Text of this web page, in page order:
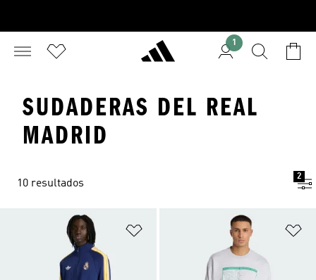
1
SUDADERAS DEL REAL
MADRID
10 resultados
2
Añadir a la lista de deseos